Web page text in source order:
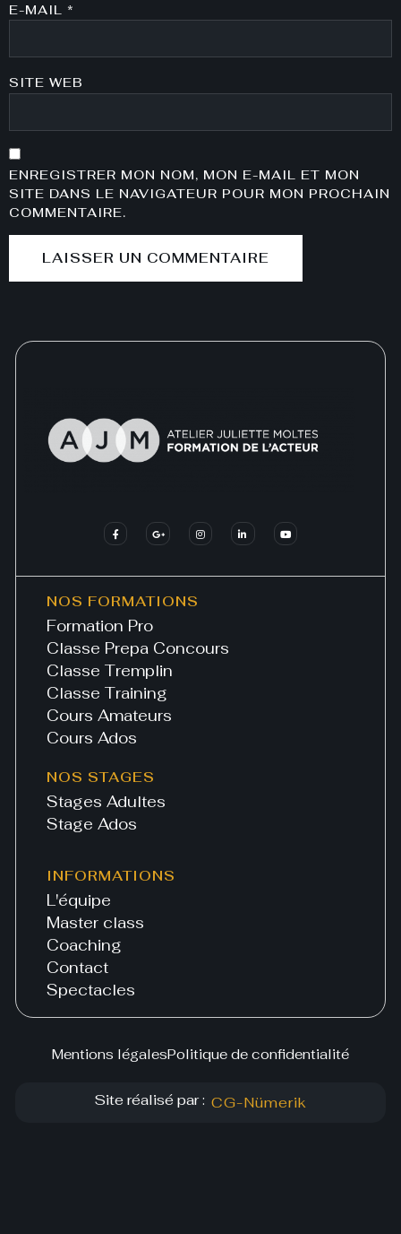
E-MAIL *
SITE WEB
ENREGISTRER MON NOM, MON E-MAIL ET MON
SITE DANS LE NAVIGATEUR POUR MON PROCHAIN
COMMENTAIRE.
NOS FORMATIONS
Formation Pro
Classe Prepa Concours
Classe Tremplin
Classe Training
Cours Amateurs
Cours Ados
NOS STAGES
Stages Adultes
Stage Ados
INFORMATIONS
L'équipe
Master class
Coaching
Contact
Spectacles
Mentions légalesPolitique de confidentialité
Site réalisé par : CG-Nümerik